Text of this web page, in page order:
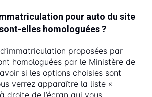
pour auto du site
elles homologuées ?
proposées par
homologuées par le Ministère de
si les options choisies sont
verrez apparaître la liste «
droite de l’écran qui vous